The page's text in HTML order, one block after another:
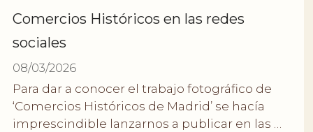
Comercios Históricos en las redes
sociales
08/03/2026
Para dar a conocer el trabajo fotográfico de
‘Comercios Históricos de Madrid’ se hacía
imprescindible lanzarnos a publicar en las …